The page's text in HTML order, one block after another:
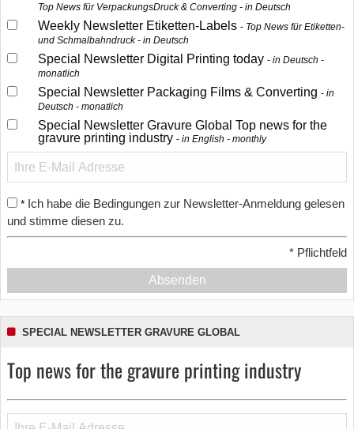
Top News für VerpackungsDruck & Converting - in Deutsch
Weekly Newsletter Etiketten-Labels
Top News für Etiketten-
und Schmalbahndruck - in Deutsch
Special Newsletter Digital Printing today
in Deutsch -
monatlich
Special Newsletter Packaging Films & Converting
in
Deutsch - monatlich
Special Newsletter Gravure Global Top news for the
gravure printing industry
in English - monthly
* Ich habe die Bedingungen zur Newsletter-Anmeldung gelesen
und stimme diesen zu.
* Pflichtfeld
Absenden
SPECIAL NEWSLETTER GRAVURE GLOBAL
Top news for the gravure printing industry